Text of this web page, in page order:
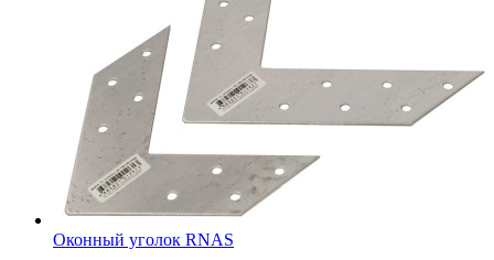
Оконный уголок RNAS